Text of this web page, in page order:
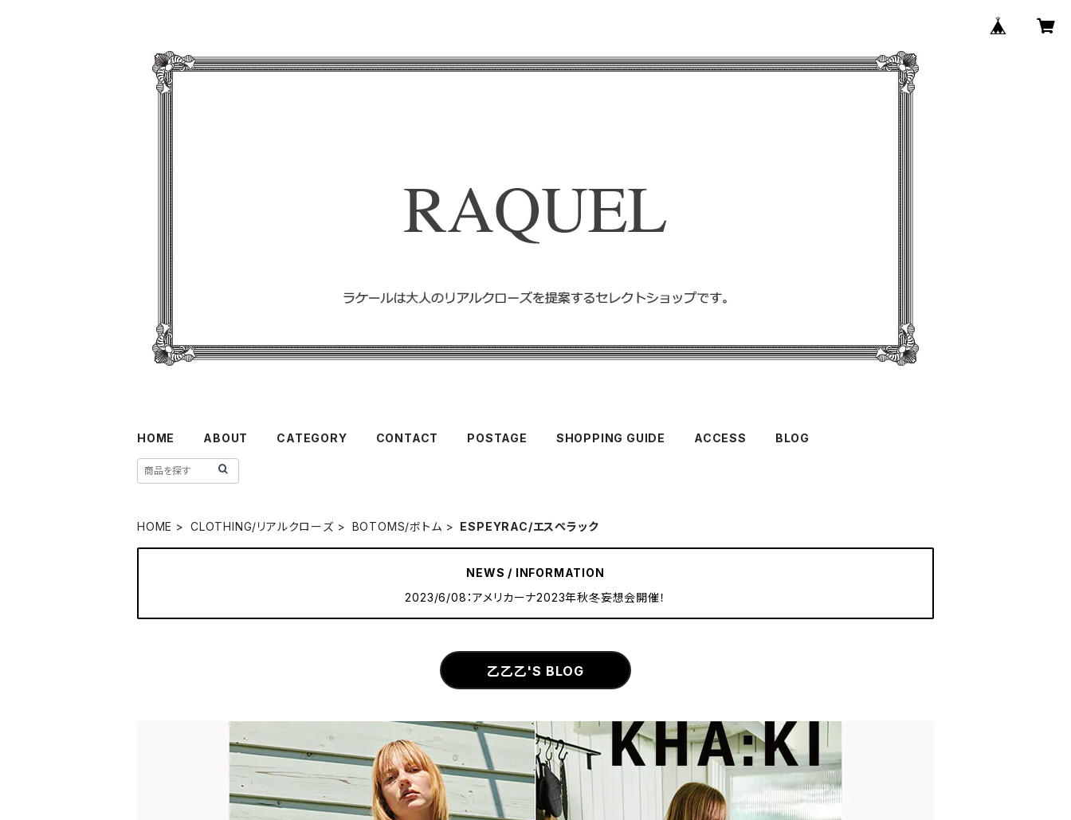
HOME ABOUT CATEGORY CONTACT POSTAGE SHOPPING GUIDE ACCESS BLOG
HOME CLOTHING/リアルクローズ BOTOMS/ボトム ESPEYRAC/エスぺラック
NEWS / INFORMATION
2023/6/08：アメリカーナ2023年秋冬妄想会開催！
乙乙乙'S BLOG